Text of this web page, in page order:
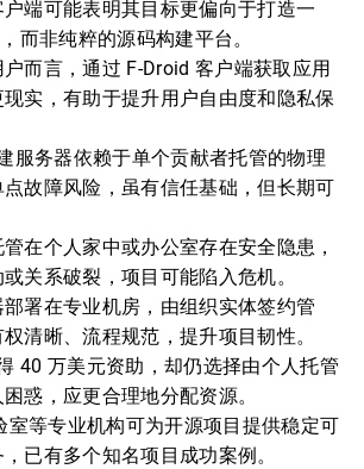
端可能表明其目标更偏向于打造一
而非纯粹的源码构建平台。
而言，通过 F-Droid 客户端获取应用
现实，有助于提升用户自由度和隐私保
服务器依赖于单个贡献者托管的物理
故障风险，虽有信任基础，但长期可
在个人家中或办公室存在安全隐患，
关系破裂，项目可能陷入危机。
署在专业机房，由组织实体签约管
清晰、流程规范，提升项目韧性。
40 万美元资助，却仍选择由个人托管
惑，应更合理地分配资源。
室等专业机构可为开源项目提供稳定可
已有多个知名项目成功案例。